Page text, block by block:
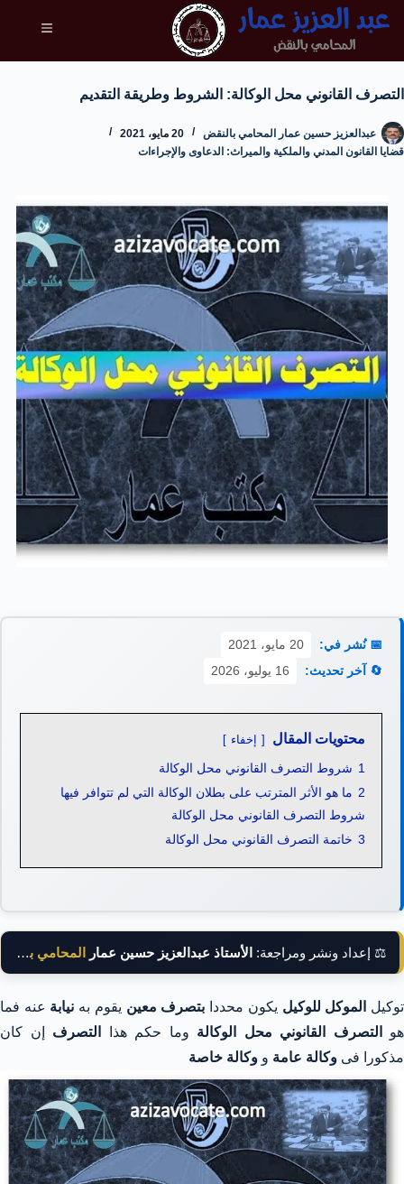
التصرف القانوني محل الوكالة: الشروط وطريقة التقديم
عبدالعزيز حسين عمار المحامي بالنقض
20 مايو، 2021
قضايا القانون المدني والملكية والميراث: الدعاوى والإجراءات
📅 نُشر في:
20 مايو، 2021
🔄 آخر تحديث:
16 يوليو، 2026
محتويات المقال إخفاء
1 شروط التصرف القانوني محل الوكالة
2 ما هو الأثر المترتب على بطلان الوكالة التي لم تتوافر فيها
شروط التصرف القانوني محل الوكالة
3 خاتمة التصرف القانوني محل الوكالة
⚖️ إعداد ونشر ومراجعة: الأستاذ عبدالعزيز حسين عمار المحامي بالنقض
توكيل الموكل للوكيل يكون محددا بتصرف معين يقوم به نيابة عنه فما
هو
التصرف القانوني محل الوكالة وما حكم هذا التصرف إن كان
مذكورا فى وكالة عامة و وكالة خاصة